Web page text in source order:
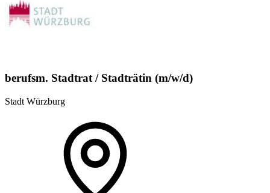
berufsm. Stadtrat / Stadträtin (m/w/d)
Stadt Würzburg